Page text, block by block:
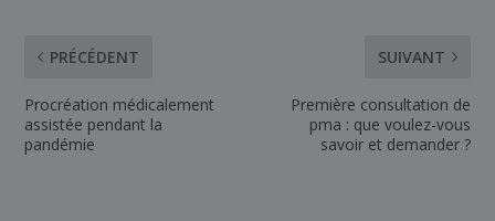
PRÉCÉDENT
Procréation médicalement
assistée pendant la
pandémie
SUIVANT
Première consultation de
pma : que voulez-vous
savoir et demander ?